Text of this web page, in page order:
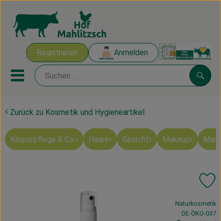
Registrieren Anmelden
Mobiles Menu öffnen oder
Ökokisten
Mahlitzscher Produkte
Zurück zu Kosmetik und Hygieneartikel
Körperpflege & Co. Haare Gesicht Makeup
, Verband:
Naturkosmetik
,DE-ÖKO-037